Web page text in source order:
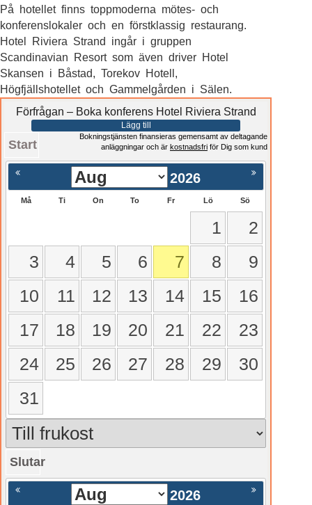
På hotellet finns toppmoderna mötes- och
konferenslokaler och en förstklassig restaurang.
Hotel Riviera Strand ingår i gruppen
Scandinavian Resort som även driver Hotel
Skansen i Båstad, Torekov Hotell,
Högfjällshotellet och Gammelgården i Sälen.
Förfrågan – Boka konferens Hotel Riviera Strand
Lägg till
Start
Bokningstjänsten finansieras gemensamt av deltagande
anläggningar och är kostnadsfri för Dig som kund
2026
Må Ti On To Fr Lö Sö
1
2
3
4 5 6 7 8
9
10
11 12 13 14 15
16
17
18 19 20 21 22
23
24
25 26 27 28 29
30
31
Slutar
Nästa >
2026